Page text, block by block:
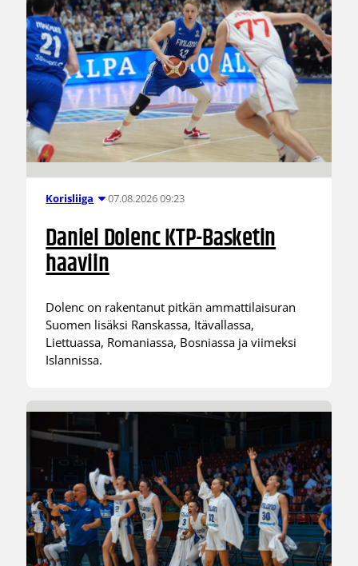
Korisliiga 07.08.2026 09:23
Daniel Dolenc KTP-Basketin
haaviin
Dolenc on rakentanut pitkän ammattilaisuran
Suomen lisäksi Ranskassa, Itävallassa,
Liettuassa, Romaniassa, Bosniassa ja viimeksi
Islannissa.